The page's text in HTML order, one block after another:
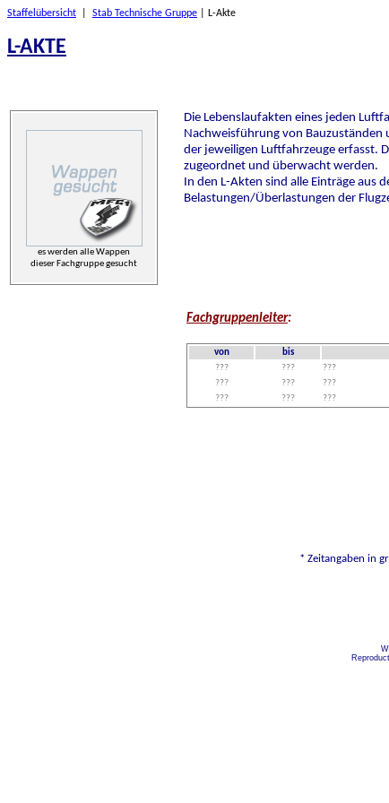
Staffelübersicht Stab Technische Gruppe | L-Akte
L-AKTE
es werden alle Wappen
dieser Fachgruppe gesucht
Die Lebenslaufakten eines jeden
Nachweisführung von Bauzuständen
der jeweiligen Luftfahrzeuge erfasst.
zugeordnet und überwacht werden.
In den L-Akten sind alle Einträge aus
Belastungen/Überlastungen der
Fachgruppenleiter:
von
bis
???
???
???
???
???
???
???
??? ???
* Zeitangaben in